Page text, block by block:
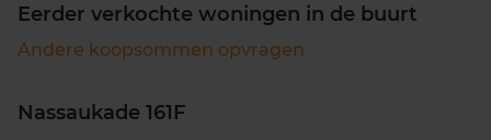
Eerder verkochte woningen in de buurt
Andere koopsommen opvragen
Nassaukade 161F